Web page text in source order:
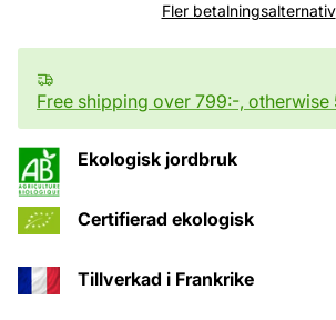
Fler betalningsalternativ
Free shipping over 799:-, otherwise
Ekologisk jordbruk
Certifierad ekologisk
Tillverkad i Frankrike